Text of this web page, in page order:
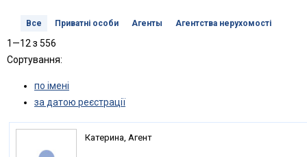
Все Приватні особи Агенты Агентства нерухомості
1—12 з 556
Сортування:
по імені
за датою реєстрації
Катерина, Агент